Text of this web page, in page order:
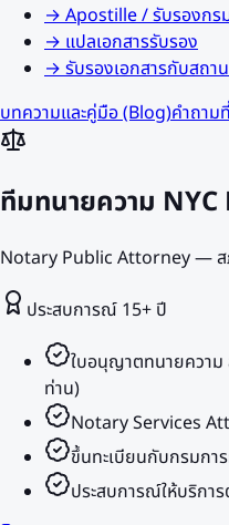
→Apostille / รับรองกร
→แปลเอกสารรับรอง
→รับรองเอกสารกับสถา
บทความและคู่มือ (Blog)คำถาม
ทีมทนายความ
Notary Public Attorney — ส
ประสบการณ์ 15+ ปี
ใบอนุญาตทนายความ
ท่าน)
Notary Services
ขึ้นทะเบียนกับกรมกา
ประสบการณ์ให้บริกา